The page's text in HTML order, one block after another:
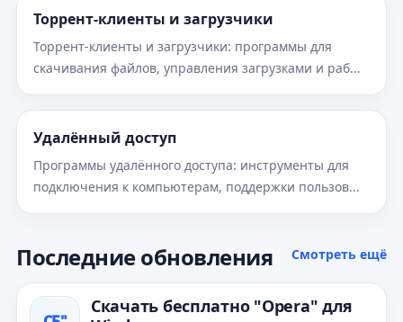
Торрент‑клиенты и загрузчики
Торрент-клиенты и загрузчики: программы для
скачивания файлов, управления загрузками и раб...
Удалённый доступ
Программы удалённого доступа: инструменты для
подключения к компьютерам, поддержки пользов...
Последние обновления Смотреть ещё
Скачать бесплатно "Opera" для